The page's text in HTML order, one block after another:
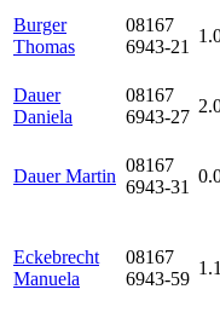
Burger
Thomas
08167
6943-21
Dauer
Daniela
08167
6943-27
Dauer Martin
08167
6943-31
Eckebrecht
Manuela
08167
6943-59